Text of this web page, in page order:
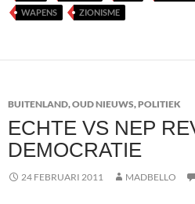
WAPENS
ZIONISME
BUITENLAND,OUD NIEUWS,POLITIEK
ECHTE VS NEP
DEMOCRATIE
24 FEBRUARI 2011 MADBELLO